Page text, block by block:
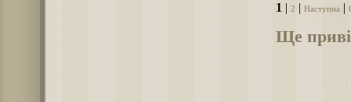
1 2 Наступна
Ще